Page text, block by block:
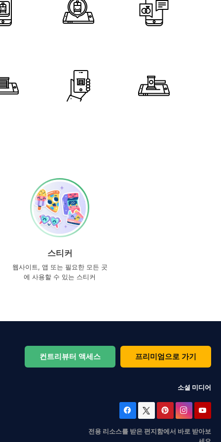
스티커
웹사이트, 앱 또는 필요한 모든 곳
에 사용할 수 있는 스티커
컨트리뷰터 액세스 프리미엄으로 가기
소셜 미디어
전용 리소스를 받은 편지함에서 바로 받아보